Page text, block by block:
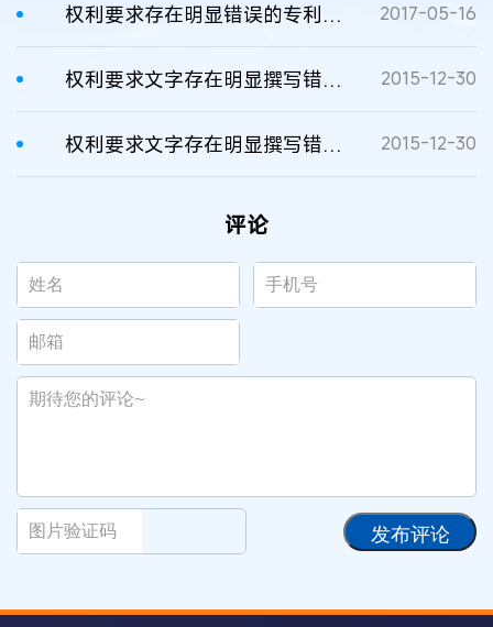
权利要求存在明显错误的专利能否受到保护 2017-05-16
权利要求文字存在明显撰写错误时应予以更正性理解 2015-12-30
权利要求文字存在明显撰写错误时应予以更正性理解 2015-12-30
评论
发布评论